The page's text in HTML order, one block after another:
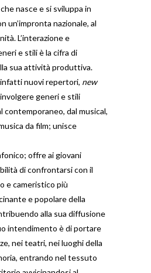
nasce e si sviluppa in
un’impronta nazionale, al
L’interazione e
e stili è la cifra di
sua attività produttiva.
infatti nuovi repertori, new
generi e stili
contemporaneo, dal musical,
da film; unisce
offre ai giovani
di confrontarsi con il
e cameristico più
e popolare della
alla sua diffusione
intendimento è di portare
nei teatri, nei luoghi della
entrando nel tessuto